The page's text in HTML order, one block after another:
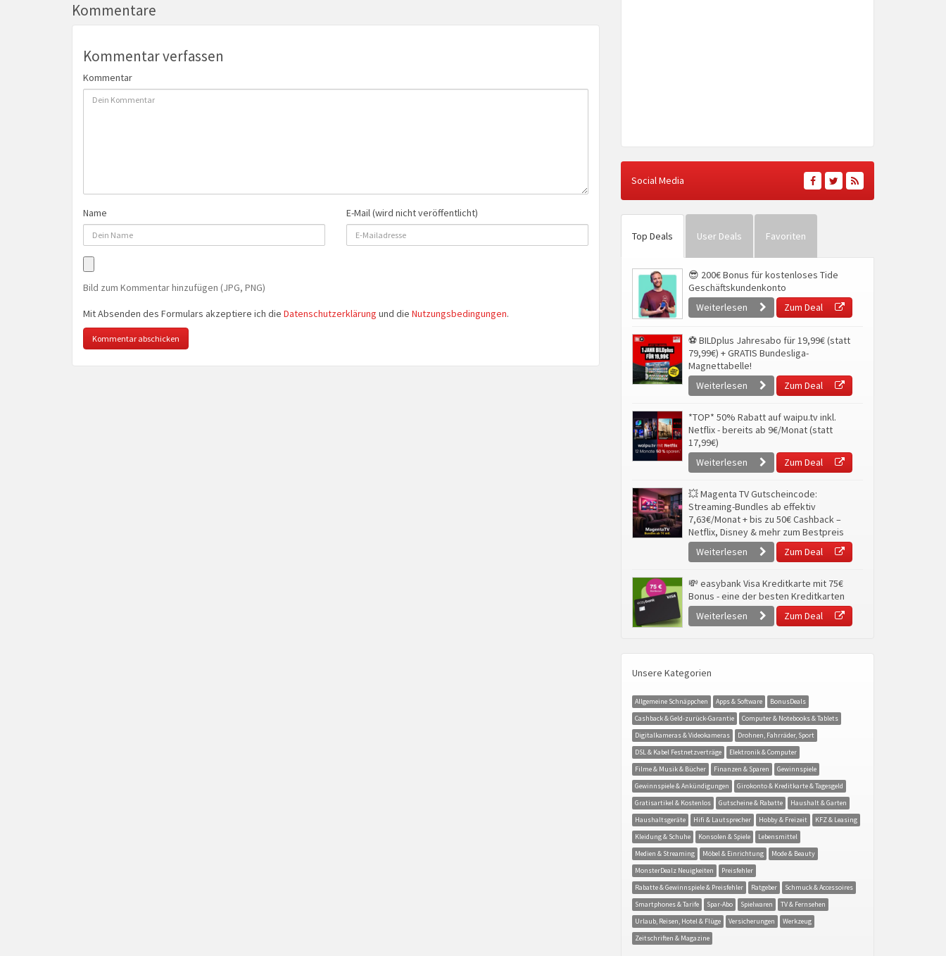
Kommentare
Kommentar verfassen
Kommentar
Name E-Mail (wird nicht veröffentlicht)
Bild zum Kommentar hinzufügen (JPG, PNG)
Mit Absenden des Formulars akzeptiere ich die Datenschutzerklärung und die Nutzungsbedingungen.
Social Media
Top Deals User Deals Favoriten
😎 200€ Bonus für kostenloses Tide
Geschäftskundenkonto
Weiterlesen
Zum Deal
⚽ BILDplus Jahresabo für 19,99€ (statt
79,99€) + GRATIS Bundesliga-
Magnettabelle!
Weiterlesen
Zum Deal
*TOP* 50% Rabatt auf waipu.tv inkl.
Netflix - bereits ab 9€/Monat (statt
17,99€)
Weiterlesen
Zum Deal
💥 Magenta TV Gutscheincode:
Streaming-Bundles ab effektiv
7,63€/Monat + bis zu 50€ Cashback –
Netflix, Disney & mehr zum Bestpreis
Weiterlesen
Zum Deal
💸 easybank Visa Kreditkarte mit 75€
Bonus - eine der besten Kreditkarten
Weiterlesen
Zum Deal
Unsere Kategorien
Allgemeine Schnäppchen Apps & Software
BonusDeals
Cashback & Geld-zurück-Garantie
Computer & Notebooks & Tablets
Digitalkameras & Videokameras
Drohnen, Fahrräder, Sport
DSL & Kabel Festnetzverträge
Elektronik & Computer
Filme & Musik & Bücher
Finanzen & Sparen
Gewinnspiele
Gewinnspiele & Ankündigungen
Girokonto & Kreditkarte & Tagesgeld
Gratisartikel & Kostenlos
Gutscheine & Rabatte
Haushalt & Garten
Haushaltsgeräte
Hifi & Lautsprecher Hobby & Freizeit
KFZ & Leasing
Kleidung & Schuhe
Konsolen & Spiele
Lebensmittel
Medien & Streaming
Möbel & Einrichtung
Mode & Beauty
MonsterDealz Neuigkeiten
Preisfehler
Rabatte & Gewinnspiele & Preisfehler
Ratgeber
Schmuck & Accessoires
Smartphones & Tarife
Spar-Abo Spielwaren
TV & Fernsehen
Urlaub, Reisen, Hotel & Flüge
Versicherungen
Werkzeug
Zeitschriften & Magazine